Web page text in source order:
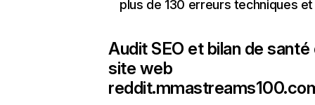
plus de 130 erreurs techniques et
Audit SEO et bilan de santé
site web